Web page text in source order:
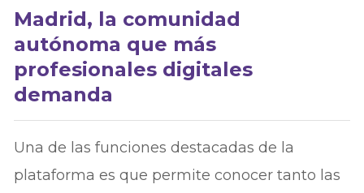
Madrid, la comunidad
autónoma que más
profesionales digitales
demanda
Una de las funciones destacadas de la
plataforma es que permite conocer tanto las